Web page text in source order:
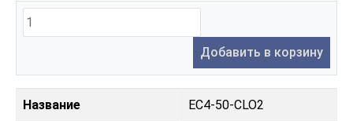
Добавить в корзину
Название EC4-50-CLO2